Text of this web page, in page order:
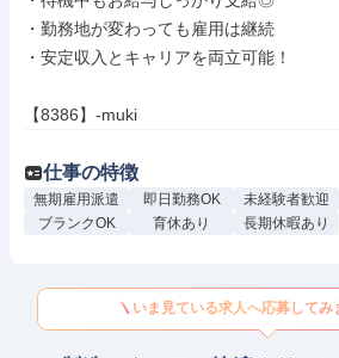
・勤務地が変わっても雇用は継続
・安定収入とキャリアを両立可能！
【8386】-muki
仕事の特徴
無期雇用派遣 即日勤務OK 未経験者歓迎
ブランクOK
育休あり 長期休暇あり
いま見ている求人へ応募してみ